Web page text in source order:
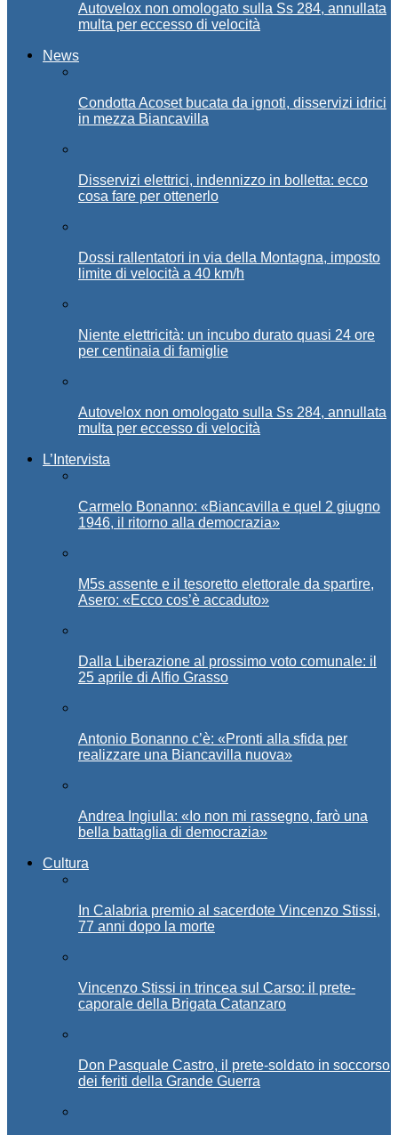
Autovelox non omologato sulla Ss 284, annullata
multa per eccesso di velocità
News
Condotta Acoset bucata da ignoti, disservizi idrici
in mezza Biancavilla
Disservizi elettrici, indennizzo in bolletta: ecco
cosa fare per ottenerlo
Dossi rallentatori in via della Montagna, imposto
limite di velocità a 40 km/h
Niente elettricità: un incubo durato quasi 24 ore
per centinaia di famiglie
Autovelox non omologato sulla Ss 284, annullata
multa per eccesso di velocità
L’Intervista
Carmelo Bonanno: «Biancavilla e quel 2 giugno
1946, il ritorno alla democrazia»
M5s assente e il tesoretto elettorale da spartire,
Asero: «Ecco cos’è accaduto»
Dalla Liberazione al prossimo voto comunale: il
25 aprile di Alfio Grasso
Antonio Bonanno c’è: «Pronti alla sfida per
realizzare una Biancavilla nuova»
Andrea Ingiulla: «Io non mi rassegno, farò una
bella battaglia di democrazia»
Cultura
In Calabria premio al sacerdote Vincenzo Stissi,
77 anni dopo la morte
Vincenzo Stissi in trincea sul Carso: il prete-
caporale della Brigata Catanzaro
Don Pasquale Castro, il prete-soldato in soccorso
dei feriti della Grande Guerra